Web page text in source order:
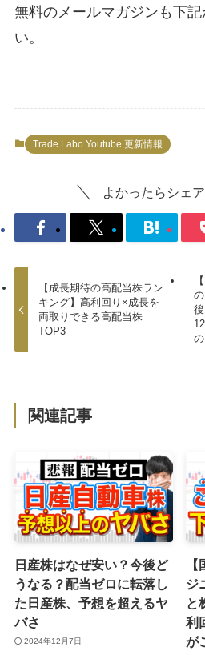
無料のメールマガジンも下
い。
Trade Labo Youtube 更新情報
よかったらシェ
【成長期待の高配当株ラン
キング】高利回り×成長を
両取りできる高配当株
TOP3
関連記事
日産株はなぜ安い？今後ど
うなる？配当ゼロに転落し
た日産株、予想を超えるヤ
バさ
2024年12月7日
ジ
と
利
が